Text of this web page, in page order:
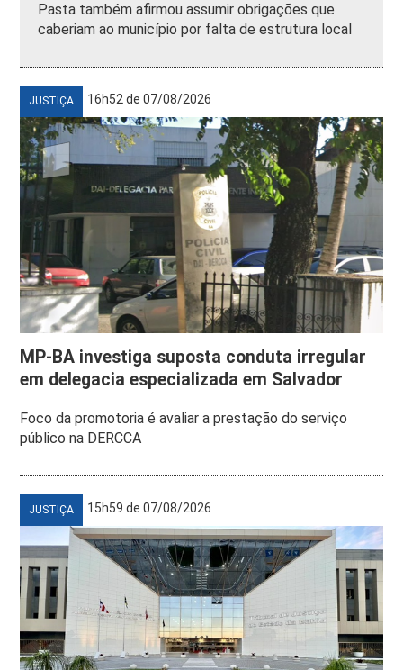
Pasta também afirmou assumir obrigações que
caberiam ao município por falta de estrutura local
JUSTIÇA 16h52 de 07/08/2026
MP-BA investiga suposta conduta irregular
em delegacia especializada em Salvador
Foco da promotoria é avaliar a prestação do serviço
público na DERCCA
JUSTIÇA 15h59 de 07/08/2026